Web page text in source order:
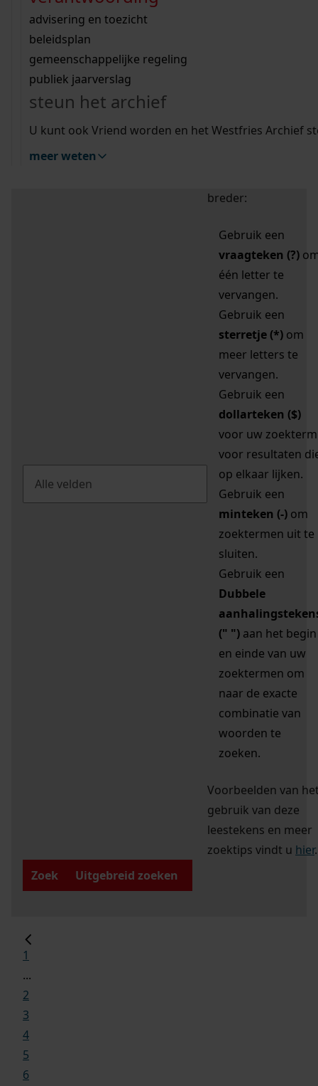
bouwvergunningen
omgevingsvergunningen
vergunningen
beeld en geluid
uitleg nodig?
Wij helpen u op weg met een aantal zoektips.
bekijk alle zoektips
Wij helpen u op weg met een aantal zoektips.
bekijk alle zoektips
bekijk ons geschiedenislokaal
advisering en toezicht
beleidsplan
gemeenschappelijke regeling
publiek jaarverslag
steun het archief
U kunt ook Vriend worden en het Westfries Archief
meer weten
zoektips
Mijn Studiezaal (inloggen)
uw zoekopdracht te
breder:
Gebruik een
vraagteken (?)
één letter te
vervangen.
Gebruik een
sterretje (*) om
meer letters te
vervangen.
Gebruik een
dollarteken ($)
voor uw zoekterm
voor resultaten
op elkaar lijken.
Gebruik een
minteken (-) om
zoektermen uit te
sluiten.
Gebruik een
Dubbele
(" ") aan het begin
en einde van uw
zoektermen om
naar de exacte
combinatie van
woorden te
zoeken.
Voorbeelden van
gebruik van deze
leestekens en meer
zoektips vindt u hier.
Zoek
Uitgebreid zoeken
1
...
2
3
4
5
6